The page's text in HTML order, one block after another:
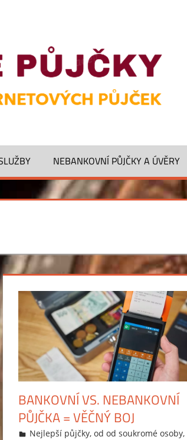
NEBANKOVNÍ PŮJČKY A ÚVĚRY
BANKOVNÍ VS. NEBANKOVNÍ
PŮJČKA = VĚČNÝ BOJ
18.2.2015
Markéta Svobodová
Nejlepší půjčky,od od soukromé osoby,